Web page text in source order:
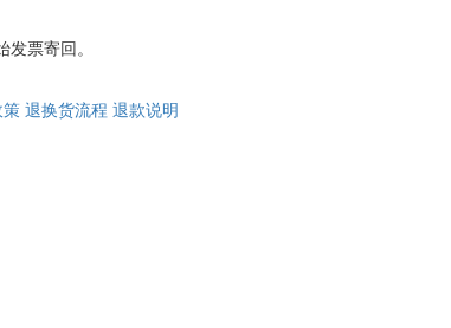
票寄回。
退换货流程 退款说明